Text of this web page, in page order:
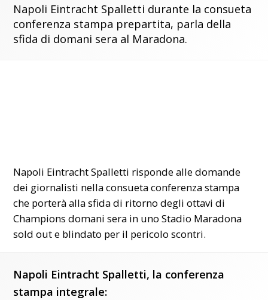
Napoli Eintracht Spalletti durante la consueta
conferenza stampa prepartita, parla della
sfida di domani sera al Maradona.
Napoli Eintracht Spalletti risponde alle domande
dei giornalisti nella consueta conferenza stampa
che porterà alla sfida di ritorno degli ottavi di
Champions domani sera in uno Stadio Maradona
sold out e blindato per il pericolo scontri.
Napoli Eintracht Spalletti, la conferenza
stampa integrale: